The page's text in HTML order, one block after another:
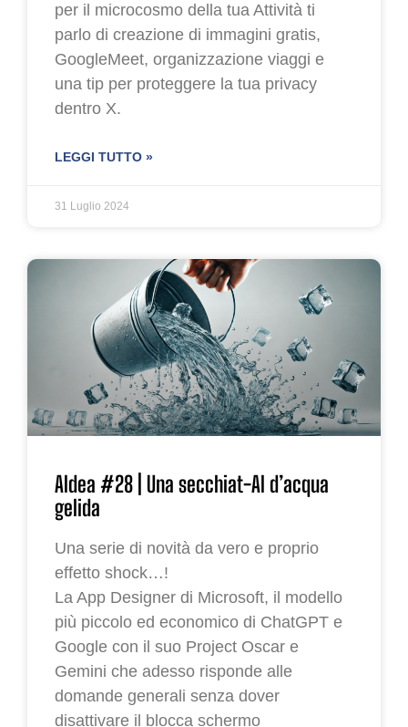
per il microcosmo della tua Attività ti
parlo di creazione di immagini gratis,
GoogleMeet, organizzazione viaggi e
una tip per proteggere la tua privacy
dentro X.
LEGGI TUTTO »
31 Luglio 2024
AIdea #28 | Una secchiat-AI d’acqua
gelida
Una serie di novità da vero e proprio
effetto shock…!
La App Designer di Microsoft, il modello
più piccolo ed economico di ChatGPT e
Google con il suo Project Oscar e
Gemini che adesso risponde alle
domande generali senza dover
disattivare il blocca schermo